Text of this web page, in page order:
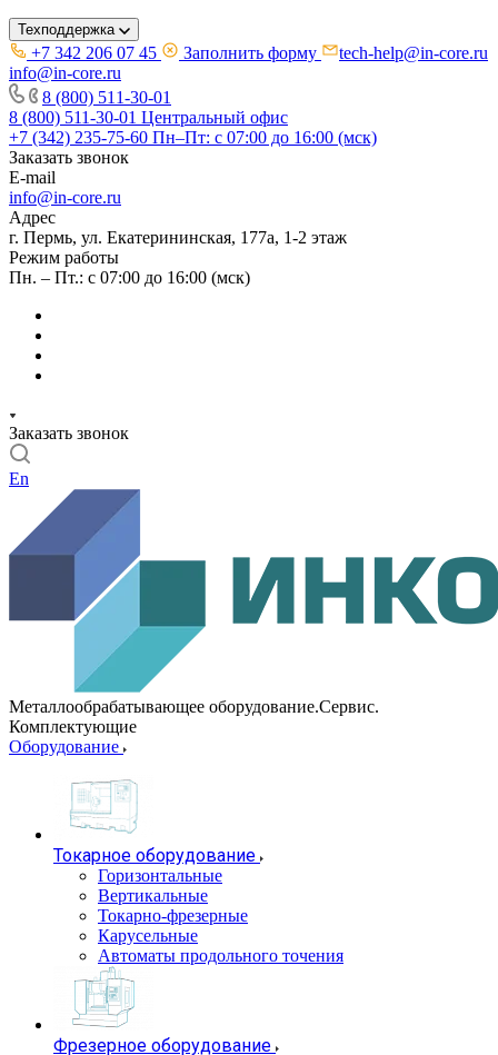
Техподдержка
+7 342 206 07 45 Заполнить форму
tech-help@in-core.ru
info@in-core.ru
8 (800) 511-30-01
8 (800) 511-30-01 Центральный офис
+7 (342) 235-75-60 Пн–Пт: с 07:00 до 16:00 (мск)
Заказать звонок
E-mail
info@in-core.ru
Адрес
г. Пермь, ул. ​Екатерининская, 177а, ​1-2 этаж
Режим работы
Пн. – Пт.: с 07:00 до 16:00 (мск)
Заказать звонок
En
Металлообрабатывающее оборудование.Сервис.
Комплектующие
Оборудование
Токарное оборудование
Горизонтальные
Вертикальные
Токарно-фрезерные
Карусельные
Автоматы продольного точения
Фрезерное оборудование